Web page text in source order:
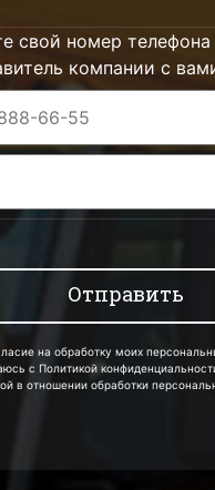
свой номер телефона
компании с
на обработку моих
с Политикой
в отношении обработки